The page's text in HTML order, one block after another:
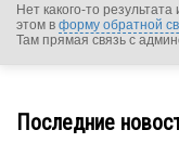
Нет какого-то
этом в форму обратной
Там прямая связь с
Последние